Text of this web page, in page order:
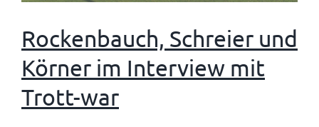
Rockenbauch, Schreier und
Körner im Interview mit
Trott-war